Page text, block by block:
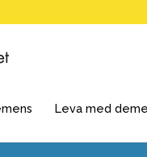
Leva med